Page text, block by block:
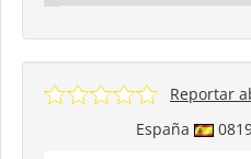
España
Reportar